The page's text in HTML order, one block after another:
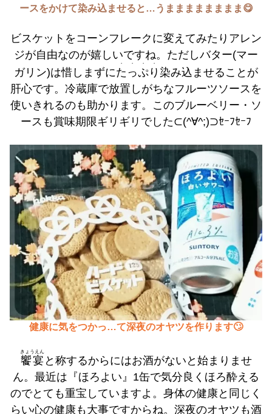
ースをかけて染み込ませると…うまままままままま😋
ビスケットをコーンフレークに変えてみたりアレン
ジが自由なのが嬉しいですね。ただしバター(マー
ガリン)は惜しまずにたっぷり
・・・・
染み込ませることが
肝心です。冷蔵庫で放置しがちなフルーツソースを
使いきれるのも助かります。このブルーベリー・ソ
ースも賞味期限ギリギリでした⊂(^∀^;)⊃ｾｰﾌｾｰﾌ
健康に気をつかっ…て深夜のオヤツを作ります🙄
饗宴
きょうえん
と称するからにはお酒がないと始まりませ
ん。最近は『ほろよい』1缶で気分良くほろ酔える
のでとても重宝していますよ。身体の健康と同じく
らい心の健康も大事ですからね。深夜のオヤツも酒